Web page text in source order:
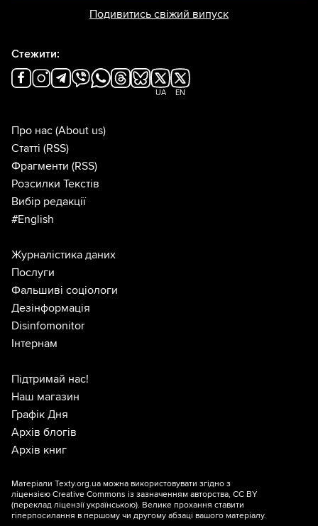
Подивитись свіжий випуск
Стежити:
UA EN
Про нас (About us)
Статті (RSS)
Фрагменти (RSS)
Розсилки Текстів
Вибір редакції
#English
Журналістика даних
Послуги
Фальшиві соціологи
Дезінформація
Disinfomonitor
Інтернам
Підтримай нас!
Наш магазин
Графік Дня
Архів блогів
Архів книг
Матеріали Texty.org.ua можна використовувати згідно з
ліцензією Creative Commons із зазначенням авторства, CC BY
(переклад ліцензії українською). Велике прохання ставити
гіперпосилання в першому чи другому абзаці вашого матеріалу.